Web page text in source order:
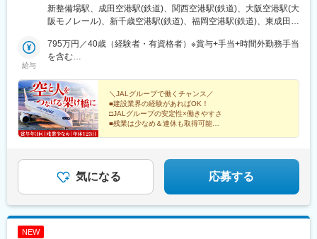
所も含め40名ほどです★U・Iターン歓迎！★希望勤務地を最大限
考慮します★週2回、リモートも可能です！【本社】東京都大田区
際空港内 日本航空成田第1ハンガー2階【関西営業所（関西事務
所）】大阪府泉南市泉州空港南1番地 JAL輸出貨物ビル2階【関西
港 北事務所棟1階【千歳営業所】北海道千歳市美々 新千歳空港国
内線旅客ターミナルビル3階【福岡営業所】福岡県福岡市博多区空
港前2丁目5番35号
新整備場駅、成田空港駅(鉄道)、関西空港駅(鉄道)、大阪空港駅(大
阪モノレール)、新千歳空港駅(鉄道)、福岡空港駅(鉄道)、東成田
給与
795万円／40歳（経験者・有資格者）※賞与+手当+時間外勤務手当
を含む
を含む
＼JALグループで働くチャンス／
■建設業界の経験があればOK！
□JALグループの安定性×働きやすさ
■残業は少なめ＆連休も取得可能
まだある魅力はこの求人をチェック！
気になる 応募する
NEW